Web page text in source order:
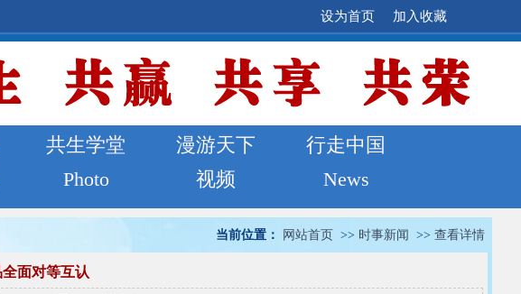
加入收藏
设为首页
共生学堂 漫游天下
行走中国
Photo 视频 News
当前位置： 网站首页 >> 时事新闻 >> 查看详情
面对等互认